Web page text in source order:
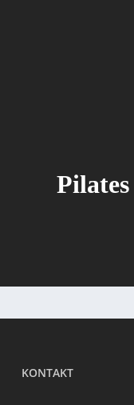
KONTAKT